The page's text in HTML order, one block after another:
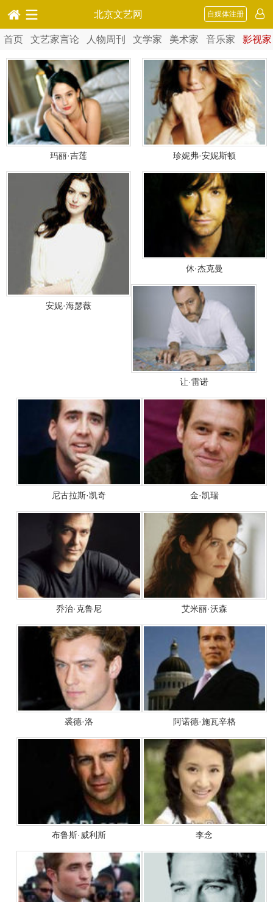
北京文艺网 自媒体注册
首页 文艺家言论 人物周刊 文学家 美术家 音乐家 影视家
玛丽·吉莲 珍妮弗·安妮斯顿
安妮·海瑟薇
休·杰克曼
让·雷诺
尼古拉斯·凯奇 金·凯瑞
乔治·克鲁尼 艾米丽·沃森
裘德·洛 阿诺德·施瓦辛格
布鲁斯·威利斯 李念